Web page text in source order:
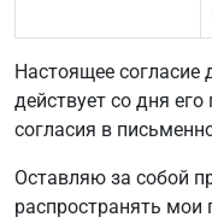
Настоящее
действует со дня
согласия в
Оставляю за собой
распространять мои